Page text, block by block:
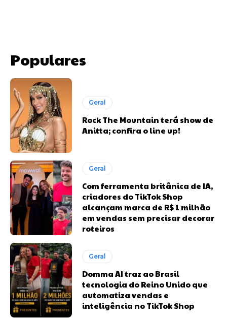
Populares
Geral
Rock The Mountain terá show de
Anitta; confira o line up!
Geral
Com ferramenta britânica de IA,
criadores do TikTok Shop
alcançam marca de R$ 1 milhão
em vendas sem precisar decorar
roteiros
Geral
Domma AI traz ao Brasil
tecnologia do Reino Unido que
automatiza vendas e
inteligência no TikTok Shop